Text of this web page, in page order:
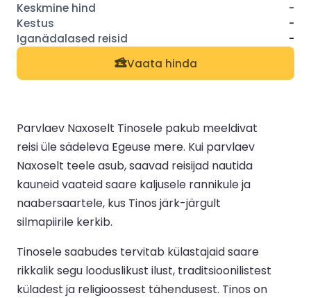
-
-
-
Vaata hinda
Parvlaev Naxoselt Tinosele pakub meeldivat
reisi üle sädeleva Egeuse mere. Kui parvlaev
Naxoselt teele asub, saavad reisijad nautida
kauneid vaateid saare kaljusele rannikule ja
naabersaartele, kus Tinos järk-järgult
silmapiirile kerkib.
Tinosele saabudes tervitab külastajaid saare
rikkalik segu looduslikust ilust, traditsioonilistest
küladest ja religioossest tähendusest. Tinos on